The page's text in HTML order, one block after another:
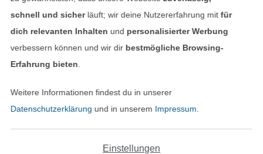
AGB
Datenschutz
Kontakt
Bestellung widerrufen
schnell und sicherläuft; wir deine Nutzererfahrung mitfür
dich relevanten Inhalten und personalisierter Werbung
verbessern können und wir dir bestmögliche Browsing-
Erfahrung bieten
Weitere Informationen findest du in unserer
Datenschutzerklärung und in unserem Impressum
Einstellungen